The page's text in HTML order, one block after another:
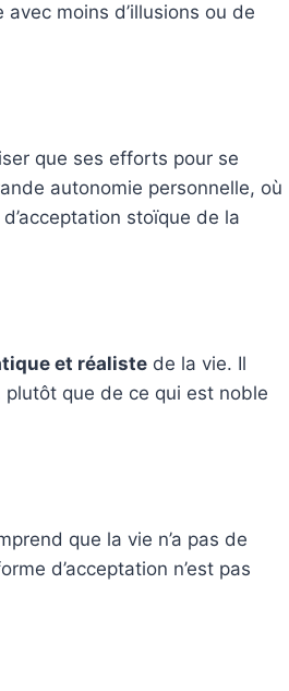
moins d’illusions ou de
que ses efforts pour se
autonomie personnelle, où
stoïque de la
et réaliste de la vie. Il
que de ce qui est noble
que la vie n’a pas de
d’acceptation n’est pas